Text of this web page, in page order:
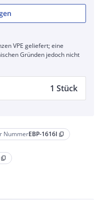
NummerEBP-1616I content_copy
content_copy
VPE geliefert; eine
Gründen jedoch nicht
1 Stück